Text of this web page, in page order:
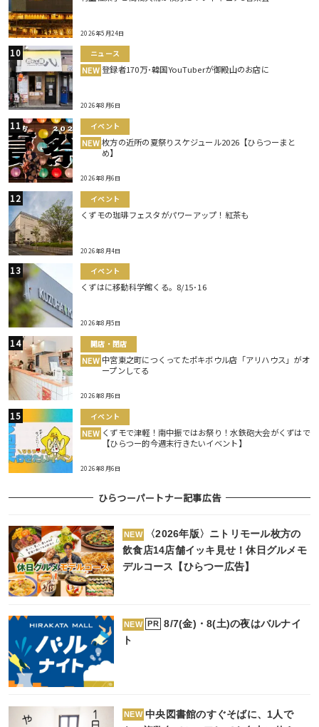
2026年5月24日
ニュース
NEW 登録者170万･韓国YouTuberが御殿山のお店に
2026年8月6日
イベント
NEW 枚方の近所の夏祭りスケジュール2026【ひらつーまと
め】
2026年8月6日
イベント
くずモの珈琲フェスタがパワーアップ！紅茶も
2026年8月4日
イベント
くずはに移動科学館くる。8/15･16
2026年8月5日
開店・閉店
NEW 中宮東之町につくってたポキボウル店「アリハウス」がオ
ープンしてる
2026年8月6日
イベント
NEW くずモで津軽！南中振ではお祭り！水鉄砲大会がくずはで
【ひらつー的今週末行きたいイベント】
2026年8月6日
ひらつーパートナー記事広告
NEW
〈2026年版〉ニトリモール枚方の
飲食店14店舗イッキ見せ！休日グルメモ
デルコース【ひらつー広告】
NEW PR
8/7(金)・8(土)の夜はバルナイ
ト
NEW 中央図書館のすぐそばに、1人で